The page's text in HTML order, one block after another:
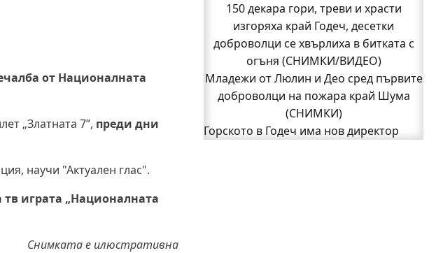
от Националната
„Златната 7”, преди дни
научи "Актуален глас".
играта „Националната
Снимката е илюстративна
Началникът на пожарната в Годеч
благодари поименно на всички, които
бяха рамо до рамо с огнеборците!
150 декара гори, треви и храсти
изгоряха край Годеч, десетки
доброволци се хвърлиха в битката с
огъня (СНИМКИ/ВИДЕО)
Полицията влиза в селата
150 декара гори, треви и храсти
изгоряха край Годеч, десетки
доброволци се хвърлиха в битката с
огъня (СНИМКИ/ВИДЕО)
Младежи от Люлин и Део сред първите
доброволци на пожара край Шума
(СНИМКИ)
Горското в Годеч има нов директор